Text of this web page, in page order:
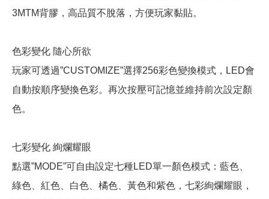
3MTM背膠，高品質不脫落，方便玩家黏貼。
色彩變化 隨心所欲
玩家可透過”CUSTOMIZE”選擇256彩色變換模式，LED會
自動按順序變換色彩。再次按壓可記憶並維持前次設定顏
色。
七彩變化 絢爛耀眼
點選”MODE”可自由設定七種LED單一顏色模式：藍色、
綠色、紅色、白色、橘色、黃色和紫色，七彩絢爛耀眼，